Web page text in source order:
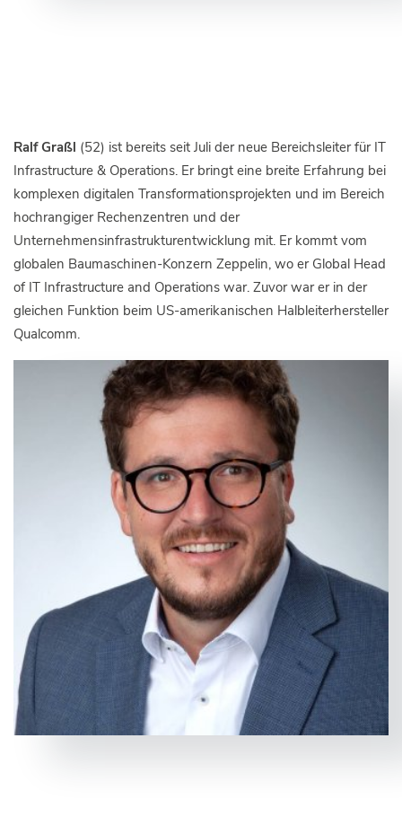
Ralf Graßl (52) ist bereits seit Juli der neue Bereichsleiter für IT
Infrastructure & Operations. Er bringt eine breite Erfahrung bei
komplexen digitalen Transformationsprojekten und im Bereich
hochrangiger Rechenzentren und der
Unternehmensinfrastrukturentwicklung mit. Er kommt vom
globalen Baumaschinen-Konzern Zeppelin, wo er Global Head
of IT Infrastructure and Operations war. Zuvor war er in der
gleichen Funktion beim US-amerikanischen Halbleiterhersteller
Qualcomm.